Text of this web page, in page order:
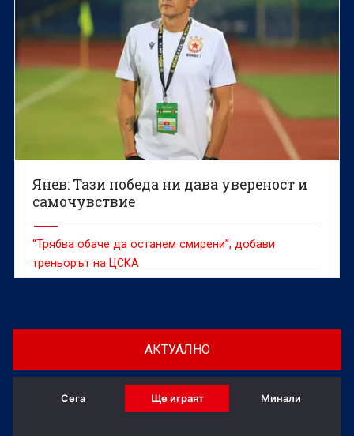
Янев: Тази победа ни дава увереност и
самочувствие
“Трябва обаче да останем смирени”, добави
треньорът на ЦСКА
АКТУАЛНО
Сега Ще играят Минали